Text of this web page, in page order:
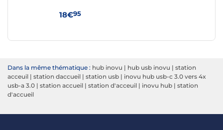
18€95
Dans la même thématique : hub inovu | hub usb inovu | station
acceuil | station daccueil | station usb | inovu hub usb-c 3.0 vers 4x
usb-a 3.0 | station accueil | station d'acceuil | inovu hub | station
d'accueil